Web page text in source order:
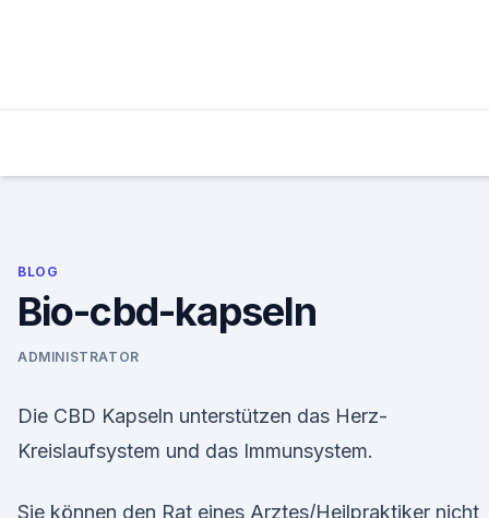
BLOG
Bio-cbd-kapseln
ADMINISTRATOR
Die CBD Kapseln unterstützen das Herz-
Kreislaufsystem und das Immunsystem.
Sie können den Rat eines Arztes/Heilpraktiker nicht